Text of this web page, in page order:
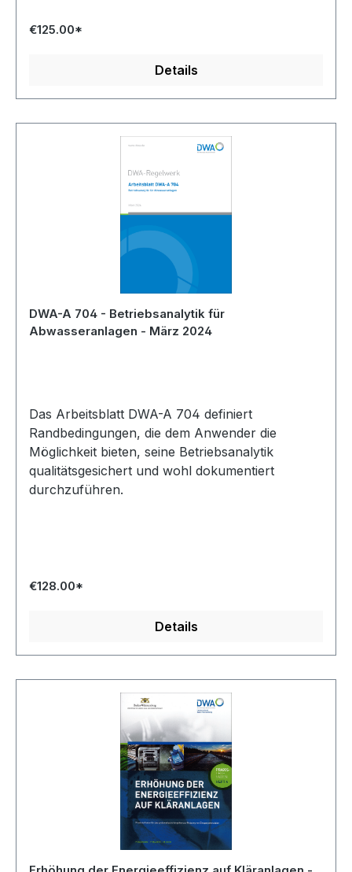
€125.00*
Details
DWA-A 704 - Betriebsanalytik für
Abwasseranlagen - März 2024
Das Arbeitsblatt DWA-A 704 definiert
Randbedingungen, die dem Anwender die
Möglichkeit bieten, seine Betriebsanalytik
qualitätsgesichert und wohl dokumentiert
durchzuführen.
€128.00*
Details